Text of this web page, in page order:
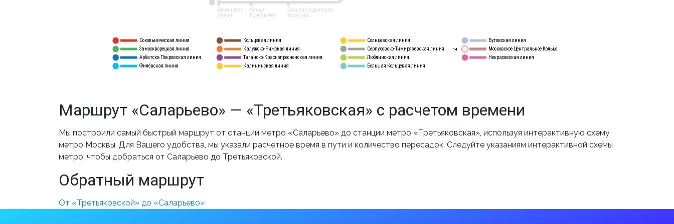
Сокольническая линия
Замоскворецкая линия
Арбатско-Покровская линия
Филёвская линия
Кольцевая линия
Калужско-Рижская линия
Таганско-Краснопресненская линия
Калининская линия
Солнцевская линия
Серпуховско-Тимирязевская линия
Люблинская линия
Бутовская линия
Московское Центральное Кольцо
Большая Кольцевая линия
Некрасовская линия
14
Бульвар Адмирала
Ушакова
Улица
Горчакова
Бунинская
аллея
Маршрут «Саларьево» — «Третьяковская» с расчетом времени
Мы построили самый быстрый маршрут от станции метро «Саларьево» до станции метро «Третьяковская», используя интерактивную схему
метро Москвы. Для Вашего удобства, мы указали расчетное время в пути и количество пересадок. Следуйте указаниям интерактивной схемы
метро, чтобы добраться от Саларьево до Третьяковской.
Обратный маршрут
От «Третьяковской» до «Саларьево»